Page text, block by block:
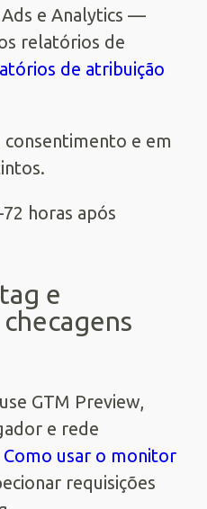
e Analytics —
relatórios de
de atribuição
consentimento e em
horas após
e
GTM Preview,
e rede
Como usar o monitor
requisições